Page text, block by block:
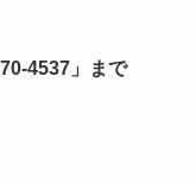
4537」まで